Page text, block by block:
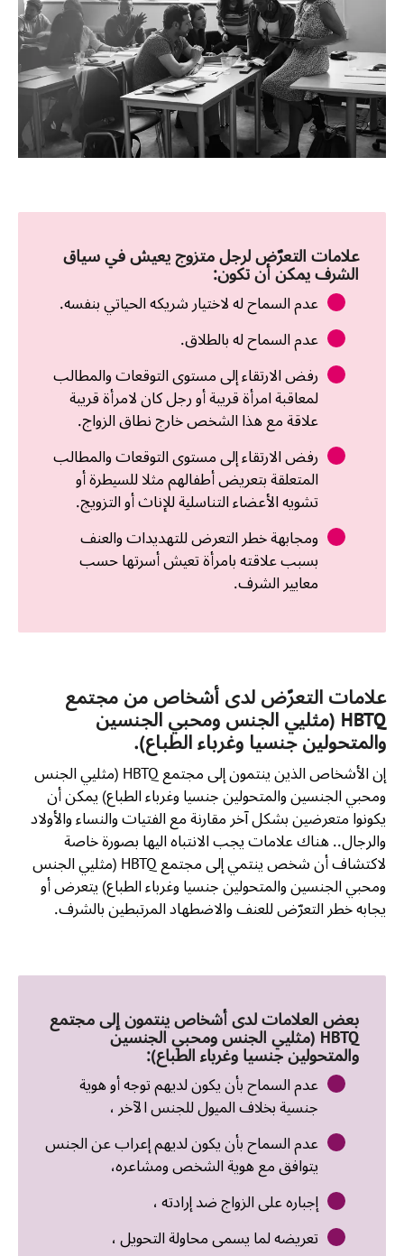
علامات التعرّض لرجل متزوج یعیش في سیاق
الشرف یمكن أن تكون:
عدم السماح له لاختيار شريكه الحياتي بنفسه.
عدم السماح له بالطلاق.
رفض الارتقاء إلى مستوى التوقعات والمطالب
لمعاقبة امرأة قريبة أو رجل كان لامرأة قريبة
علاقة مع هذا الشخص خارج نطاق الزواج.
رفض الارتقاء إلى مستوى التوقعات والمطالب
المتعلقة بتعريض أطفالهم مثلا للسيطرة أو
تشويه الأعضاء التناسلية للإناث أو التزويج.
ومجابهة خطر التعرض للتهديدات والعنف
بسبب علاقته بامرأة تعيش أسرتها حسب
معايير الشرف.
علامات التعرّض لدى أشخاص من مجتمع
HBTQ (مثليي الجنس ومحبي الجنسين
والمتحولين جنسيا وغرباء الطباع).
إن الأشخاص الذين ينتمون إلى مجتمع HBTQ (مثليي الجنس
ومحبي الجنسين والمتحولين جنسيا وغرباء الطباع) يمكن أن
يكونوا متعرضين بشكل آخر مقارنة مع الفتيات والنساء والأولاد
والرجال.. هناك علامات يجب الانتباه اليها بصورة خاصة
لاكتشاف أن شخص ينتمي إلى مجتمع HBTQ (مثليي الجنس
ومحبي الجنسين والمتحولين جنسيا وغرباء الطباع) يتعرض أو
يجابه خطر التعرّض للعنف والاضطهاد المرتبطين بالشرف.
بعض العلامات لدى أشخاص ينتمون إلى مجتمع
HBTQ (مثليي الجنس ومحبي الجنسين
والمتحولين جنسيا وغرباء الطباع):
عدم السماح بأن يكون لديهم توجه أو هوية
جنسية بخلاف الميول للجنس الآخر ،
عدم السماح بأن يكون لديهم إعراب عن الجنس
يتوافق مع هوية الشخص ومشاعره،
إجباره على الزواج ضد إرادته ،
تعريضه لما يسمى محاولة التحويل ،